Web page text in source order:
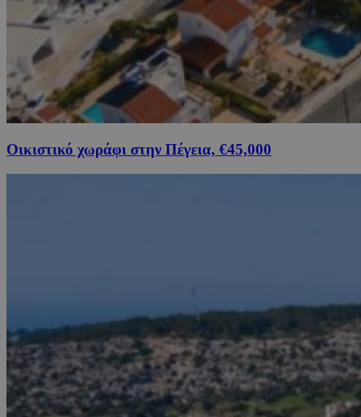
Οικιστικό χωράφι στην Πέγεια, €45,000